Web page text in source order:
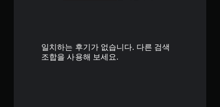
일치하는 후기가 없습니다. 다른 검색
조합을 사용해 보세요.